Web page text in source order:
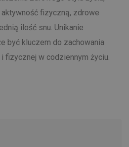
fizyczną, zdrowe
ilość snu. Unikanie
być kluczem do zachowania
fizycznej w codziennym życiu.